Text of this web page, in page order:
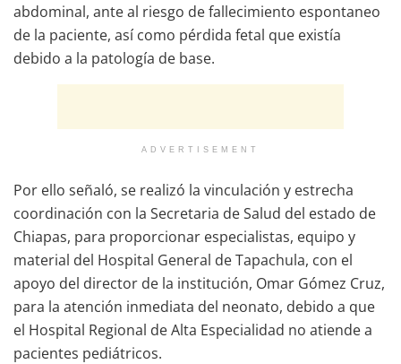
abdominal, ante al riesgo de fallecimiento espontaneo
de la paciente, así como pérdida fetal que existía
debido a la patología de base.
ADVERTISEMENT
Por ello señaló, se realizó la vinculación y estrecha
coordinación con la Secretaria de Salud del estado de
Chiapas, para proporcionar especialistas, equipo y
material del Hospital General de Tapachula, con el
apoyo del director de la institución, Omar Gómez Cruz,
para la atención inmediata del neonato, debido a que
el Hospital Regional de Alta Especialidad no atiende a
pacientes pediátricos.